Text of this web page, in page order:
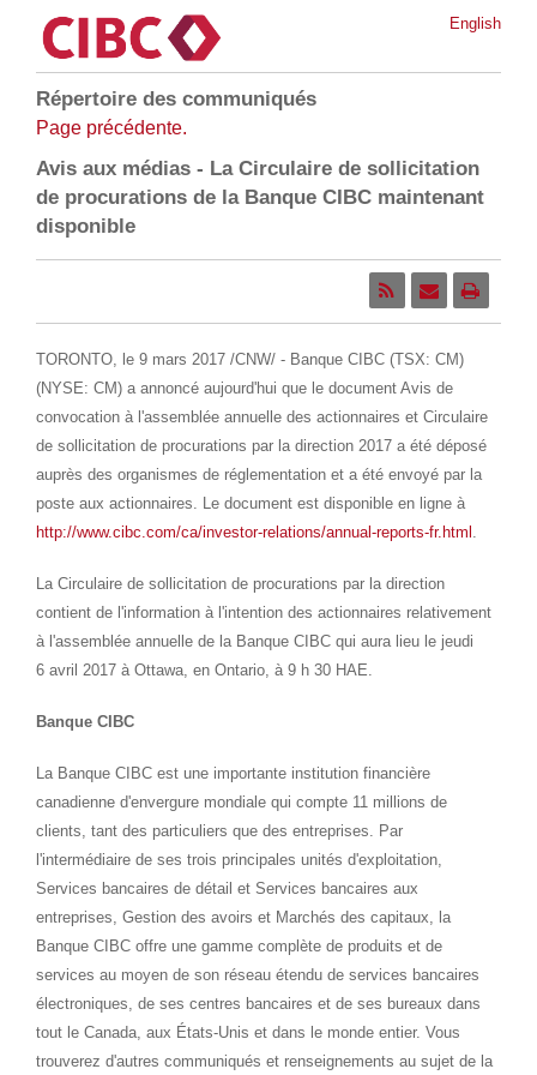
English
Répertoire des communiqués
Page précédente.
Avis aux médias - La Circulaire de sollicitation
de procurations de la Banque CIBC maintenant
disponible
TORONTO, le 9 mars 2017 /CNW/ - Banque CIBC (TSX: CM)
(NYSE: CM) a annoncé aujourd'hui que le documentAvis de
convocation à l'assemblée annuelle des actionnaires et Circulaire
de sollicitation de procurations par la direction 2017 a été déposé
auprès des organismes de réglementation et a été envoyé par la
poste aux actionnaires. Le document est disponible en ligne à
http://www.cibc.com/ca/investor-relations/annual-reports-fr.html .
La Circulaire de sollicitation de procurations par la direction
contient de l'information à l'intention des actionnaires relativement
à l'assemblée annuelle de la Banque CIBC qui aura lieu le jeudi
6 avril 2017 àOttawa, enOntario, à 9 h 30 HAE.
Banque CIBC
La Banque CIBC est une importante institution financière
canadienne d'envergure mondiale qui compte 11 millions de
clients, tant des particuliers que des entreprises. Par
l'intermédiaire de ses trois principales unités d'exploitation,
Services bancaires de détail et Services bancaires aux
entreprises, Gestion des avoirs et Marchés des capitaux, la
Banque CIBC offre une gamme complète de produits et de
services au moyen de son réseau étendu de services bancaires
électroniques, de ses centres bancaires et de ses bureaux dans
tout leCanada, aux États-Unis et dans le monde entier. Vous
trouverez d'autres communiqués et renseignements au sujet de la